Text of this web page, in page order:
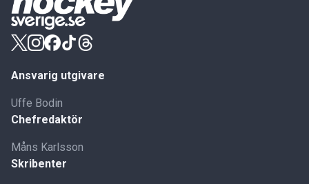
Ansvarig utgivare
Uffe Bodin
Chefredaktör
Måns Karlsson
Skribenter